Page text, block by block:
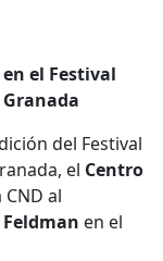
el Festival
del Festival
el Centro
al
en el